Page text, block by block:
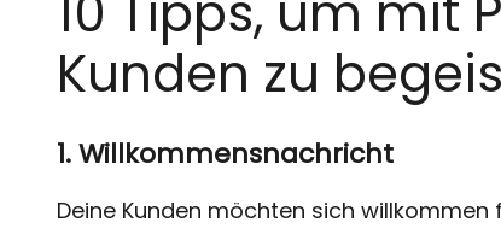
Kunden zu
1. Willkommensnachricht
Deine Kunden möchten sich